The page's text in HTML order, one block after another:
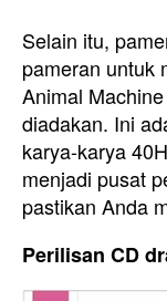
Selain itu,
pameran untuk
Animal
diadakan. Ini
karya-karya
menjadi pusat
pastikan Anda
Perilisan CD